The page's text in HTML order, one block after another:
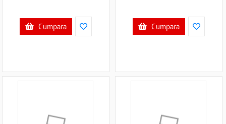
Cumpara Cumpara